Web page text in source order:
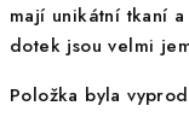
mají unikátní tkaní
dotek jsou velmi
Položka byla